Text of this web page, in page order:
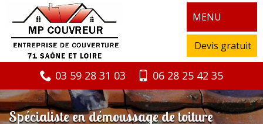
MENU
Devis gratuit
03 59 28 31 03 06 28 25 42 35
Spécialiste en démoussage de toiture